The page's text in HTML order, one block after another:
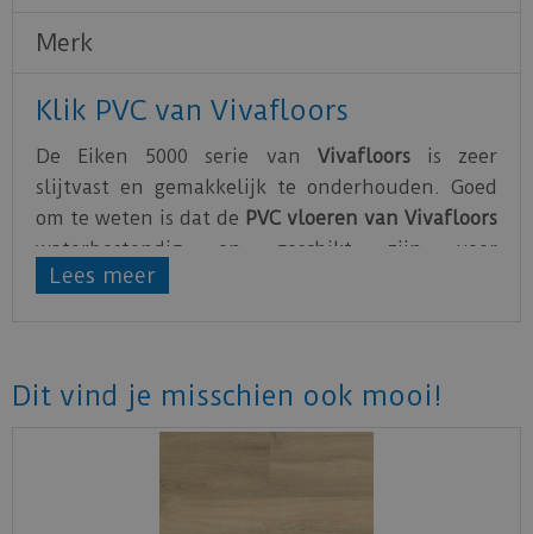
Merk
Klik PVC van Vivafloors
De Eiken 5000 serie van Vivafloorsis zeer
slijtvast en gemakkelijk te onderhouden. Goed
om te weten is dat de PVC vloeren van Vivafloors
waterbestendig en geschikt zijn voor
vloerverwarming.
De PVC vloeren van Vivafloors zijn gemaakt van
hoogwaardig PVC. Vivafloors geeft maar liefst 25
Lees meer
Dit vind je misschien ook mooi!